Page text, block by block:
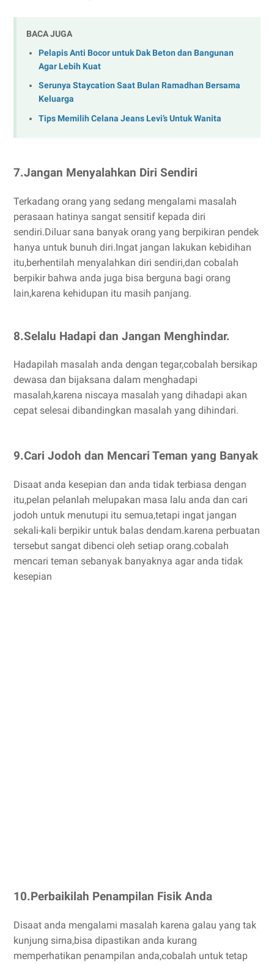
BACA JUGA
Pelapis Anti Bocor untuk Dak Beton dan Bangunan
Agar Lebih Kuat
Serunya Staycation Saat Bulan Ramadhan Bersama
Keluarga
Tips Memilih Celana Jeans Levi’s Untuk Wanita
7.Jangan Menyalahkan Diri Sendiri
Terkadang orang yang sedang mengalami masalah
perasaan hatinya sangat sensitif kepada diri
sendiri.Diluar sana banyak orang yang berpikiran pendek
hanya untuk bunuh diri.Ingat jangan lakukan kebidihan
itu,berhentilah menyalahkan diri sendiri,dan cobalah
berpikir bahwa anda juga bisa berguna bagi orang
lain,karena kehidupan itu masih panjang.
8.Selalu Hadapi dan Jangan Menghindar.
Hadapilah masalah anda dengan tegar,cobalah bersikap
dewasa dan bijaksana dalam menghadapi
masalah,karena niscaya masalah yang dihadapi akan
cepat selesai dibandingkan masalah yang dihindari.
9.Cari Jodoh dan Mencari Teman yang Banyak
Disaat anda kesepian dan anda tidak terbiasa dengan
itu,pelan pelanlah melupakan masa lalu anda dan cari
jodoh untuk menutupi itu semua,tetapi ingat jangan
sekali-kali berpikir untuk balas dendam.karena perbuatan
tersebut sangat dibenci oleh setiap orang.cobalah
mencari teman sebanyak banyaknya agar anda tidak
kesepian
10.Perbaikilah Penampilan Fisik Anda
Disaat anda mengalami masalah karena galau yang tak
kunjung sirna,bisa dipastikan anda kurang
memperhatikan penampilan anda,cobalah untuk tetap